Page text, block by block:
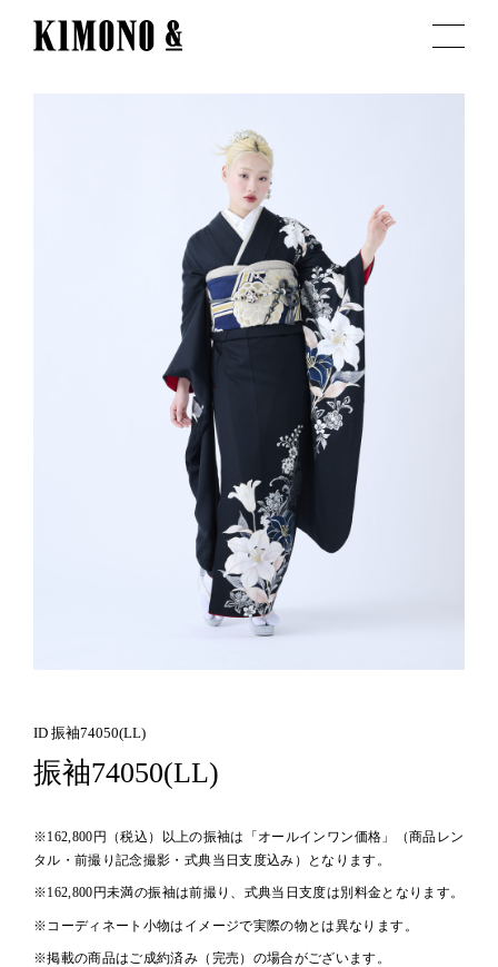
ID 振袖74050(LL)
振袖74050(LL)
※162,800円（税込）以上の振袖は「オールインワン価格」（商品レン
タル・前撮り記念撮影・式典当日支度込み）となります。
※162,800円未満の振袖は前撮り、式典当日支度は別料金となります。
※コーディネート小物はイメージで実際の物とは異なります。
※掲載の商品はご成約済み（完売）の場合がございます。